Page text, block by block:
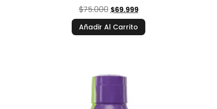
$75.000 $69.999
Añadir Al Carrito